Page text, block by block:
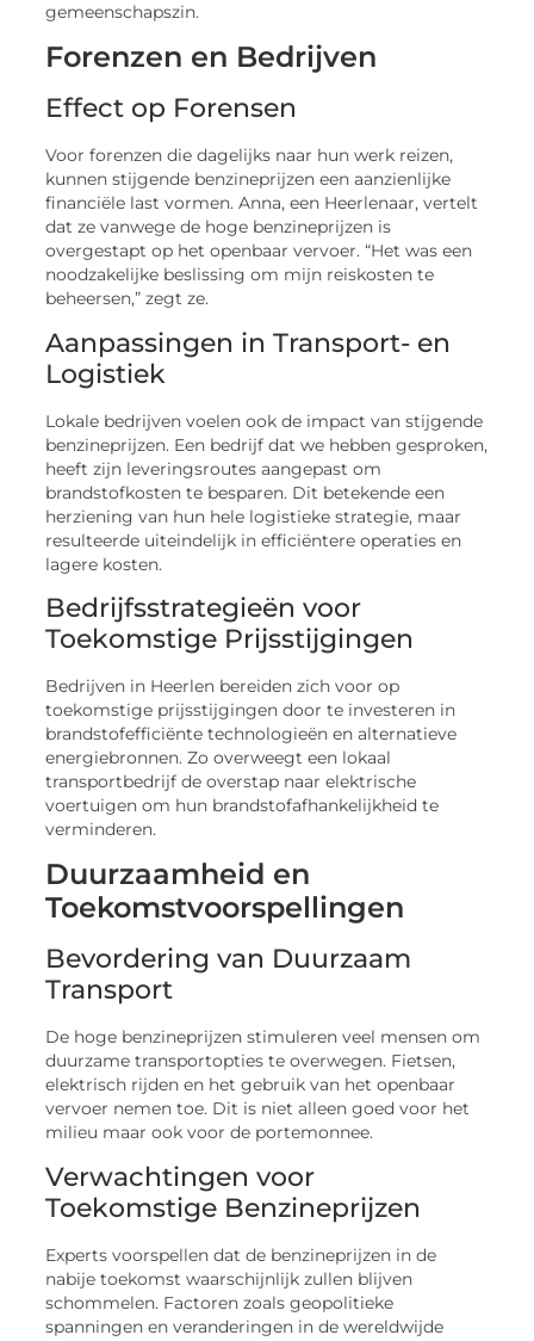
gemeenschapszin.
Forenzen en Bedrijven
Effect op Forensen
Voor forenzen die dagelijks naar hun werk reizen,
kunnen stijgende benzineprijzen een aanzienlijke
financiële last vormen. Anna, een Heerlenaar, vertelt
dat ze vanwege de hoge benzineprijzen is
overgestapt op het openbaar vervoer. “Het was een
noodzakelijke beslissing om mijn reiskosten te
beheersen,” zegt ze.
Aanpassingen in Transport- en
Logistiek
Lokale bedrijven voelen ook de impact van stijgende
benzineprijzen. Een bedrijf dat we hebben gesproken,
heeft zijn leveringsroutes aangepast om
brandstofkosten te besparen. Dit betekende een
herziening van hun hele logistieke strategie, maar
resulteerde uiteindelijk in efficiëntere operaties en
lagere kosten.
Bedrijfsstrategieën voor
Toekomstige Prijsstijgingen
Bedrijven in Heerlen bereiden zich voor op
toekomstige prijsstijgingen door te investeren in
brandstofefficiënte technologieën en alternatieve
energiebronnen. Zo overweegt een lokaal
transportbedrijf de overstap naar elektrische
voertuigen om hun brandstofafhankelijkheid te
verminderen.
Duurzaamheid en
Toekomstvoorspellingen
Bevordering van Duurzaam
Transport
De hoge benzineprijzen stimuleren veel mensen om
duurzame transportopties te overwegen. Fietsen,
elektrisch rijden en het gebruik van het openbaar
vervoer nemen toe. Dit is niet alleen goed voor het
milieu maar ook voor de portemonnee.
Verwachtingen voor
Toekomstige Benzineprijzen
Experts voorspellen dat de benzineprijzen in de
nabije toekomst waarschijnlijk zullen blijven
schommelen. Factoren zoals geopolitieke
spanningen en veranderingen in de wereldwijde